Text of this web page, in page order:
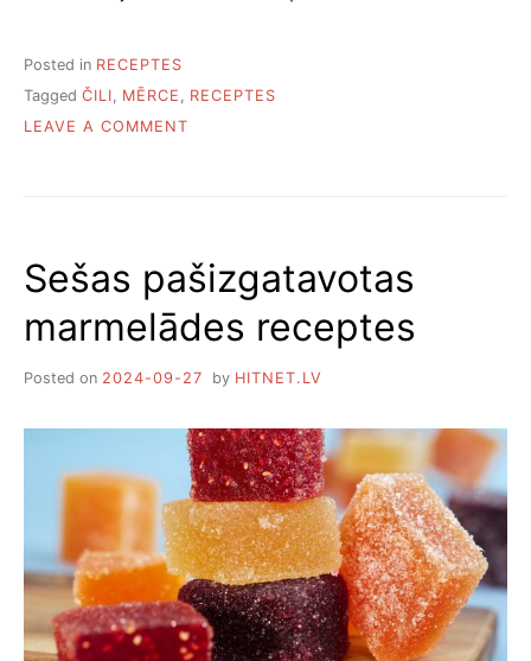
Posted in RECEPTES
Tagged ČILI, MĒRCE , RECEPTES
LEAVE A COMMENT
Sešas pašizgatavotas
marmelādes receptes
Posted on 2024-09-27 by HITNET.LV